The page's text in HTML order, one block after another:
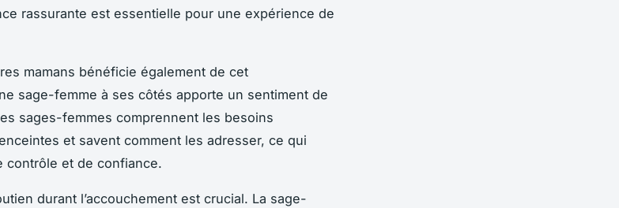
rassurante est essentielle pour une expérience de
mamans bénéficie également de cet
sage-femme à ses côtés apporte un sentiment de
sages-femmes comprennent les besoins
et savent comment les adresser, ce qui
contrôle et de confiance.
durant l’accouchement est crucial. La sage-